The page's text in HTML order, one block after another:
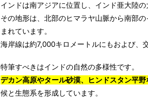
インドは南アジアに位置し、インド亜大陸
その地形は、北部のヒマラヤ山脈から南部
まれています。
海岸線は約7,000キロメートルにもおよび、
特筆すべきはインドの自然の多様性です。
デカン高原やタール砂漠、ヒンドスタン平
候と生態系を形成しています。